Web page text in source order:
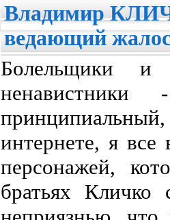
Владимир
ведающий
Болельщики и
интернете, я все
персонажей,
братьях